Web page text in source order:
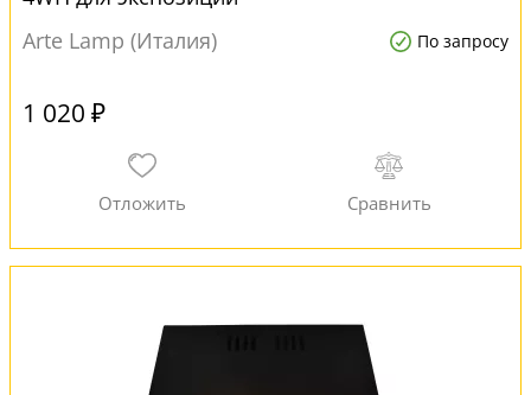
Arte Lamp (Италия)
По запросу
1 020 ₽